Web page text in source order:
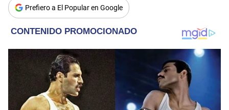
Prefiero a El Popular en Google